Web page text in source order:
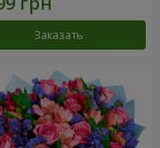
Заказать